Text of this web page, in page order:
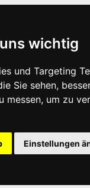
wichtig
und Targeting
Sie sehen,
messen, um zu
Einstellungen